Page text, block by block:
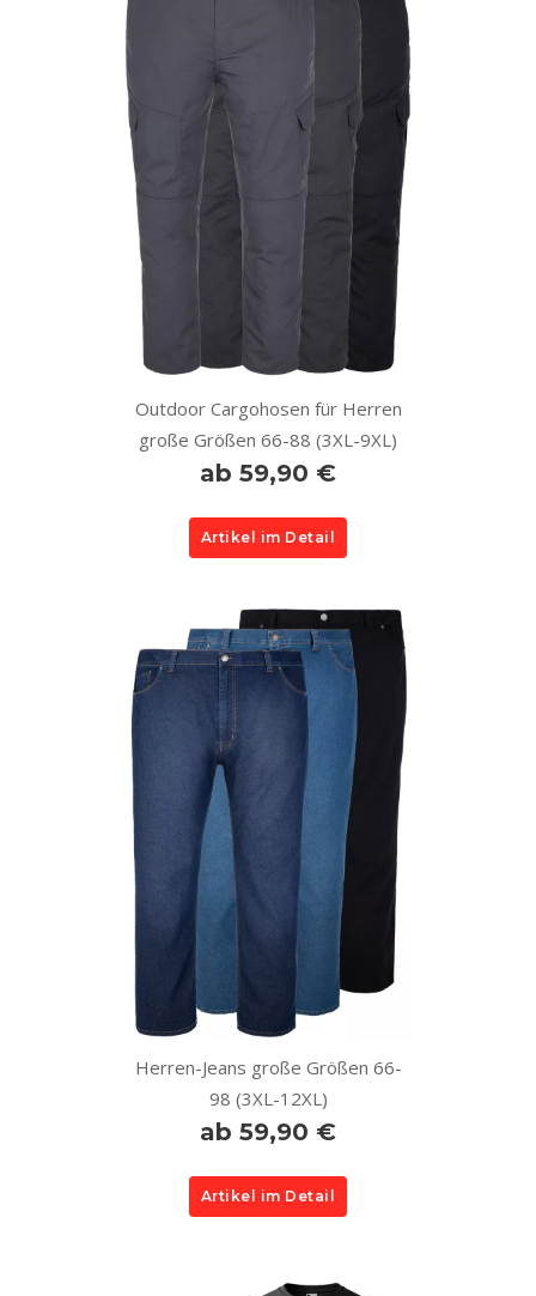
Outdoor Cargohosen für Herren
große Größen 66-88 (3XL-9XL)
ab 59,90 €
Artikel im Detail
Herren-Jeans große Größen 66-
98 (3XL-12XL)
ab 59,90 €
Artikel im Detail